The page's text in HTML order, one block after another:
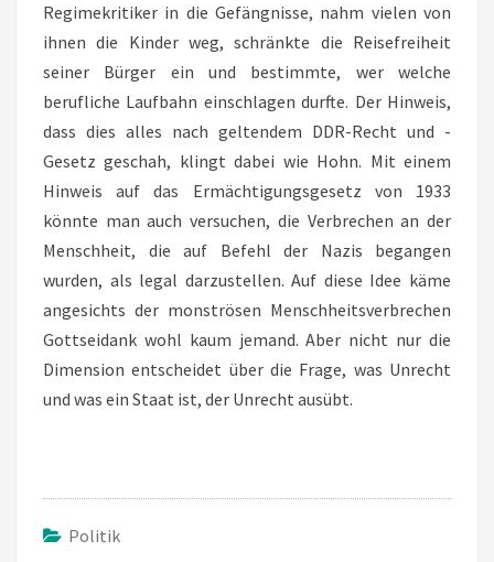
Regimekritiker in die Gefängnisse, nahm vielen von
ihnen die Kinder weg, schränkte die Reisefreiheit
seiner Bürger ein und bestimmte, wer welche
berufliche Laufbahn einschlagen durfte. Der Hinweis,
dass dies alles nach geltendem DDR-Recht und -
Gesetz geschah, klingt dabei wie Hohn. Mit einem
Hinweis auf das Ermächtigungsgesetz von 1933
könnte man auch versuchen, die Verbrechen an der
Menschheit, die auf Befehl der Nazis begangen
wurden, als legal darzustellen. Auf diese Idee käme
angesichts der monströsen Menschheitsverbrechen
Gottseidank wohl kaum jemand. Aber nicht nur die
Dimension entscheidet über die Frage, was Unrecht
und was ein Staat ist, der Unrecht ausübt.
Politik